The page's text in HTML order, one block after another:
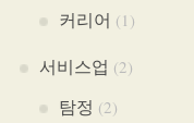
커리어 (1)
서비스업 (2)
탐정 (2)